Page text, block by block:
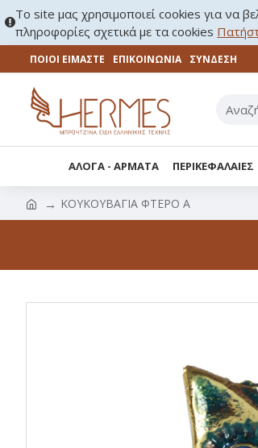
Το site μας χρησιμοποιεί cookies για να
πληροφορίες σχετικά με τα cookies
ΠΟΙΟΙ ΕΙΜΑΣΤΕ ΕΠΙΚΟΙΝΩΝΊΑ ΣΎΝΔΕΣΗ
ΑΛΟΓΑ - ΑΡΜΑΤΑ ΠΕΡΙΚΕΦΑΛΑΙΕΣ
ΚΟΥΚΟΥΒΑΓΙΑ ΦΤΕΡΟ Α